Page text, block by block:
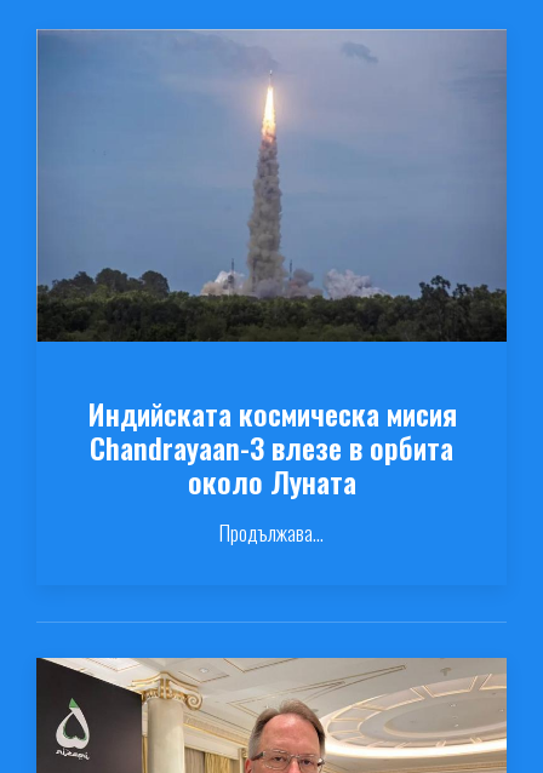
Индийската космическа мисия
Chandrayaan-3 влезе в орбита
около Луната
Продължава...